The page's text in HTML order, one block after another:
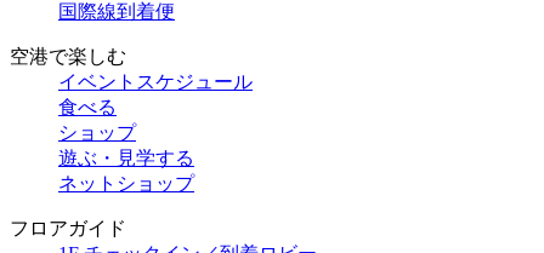
国際線到着便
空港で楽しむ
イベントスケジュール
食べる
ショップ
遊ぶ・見学する
ネットショップ
フロアガイド